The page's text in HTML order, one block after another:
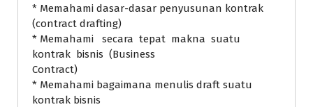
* Memahami dasar-dasar penyusunan kontrak
(contract drafting)
* Memahami secara tepat makna suatu
kontrak bisnis (Business
Contract)
* Memahami bagaimana menulis draft suatu
kontrak bisnis